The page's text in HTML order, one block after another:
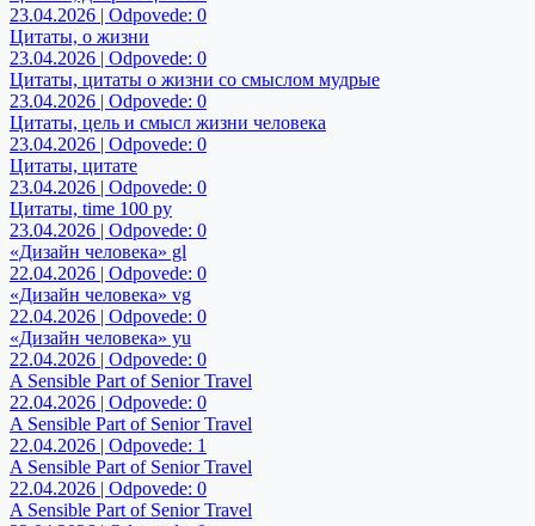
23.04.2026 | Odpovede: 0
Цитаты, о жизни
23.04.2026 | Odpovede: 0
Цитаты, цитаты о жизни со смыслом мудрые
23.04.2026 | Odpovede: 0
Цитаты, цель и смысл жизни человека
23.04.2026 | Odpovede: 0
Цитаты, цитате
23.04.2026 | Odpovede: 0
Цитаты, time 100 ру
23.04.2026 | Odpovede: 0
«Дизайн человека» gl
22.04.2026 | Odpovede: 0
«Дизайн человека» vg
22.04.2026 | Odpovede: 0
«Дизайн человека» yu
22.04.2026 | Odpovede: 0
A Sensible Part of Senior Travel
22.04.2026 | Odpovede: 0
A Sensible Part of Senior Travel
22.04.2026 | Odpovede: 1
A Sensible Part of Senior Travel
22.04.2026 | Odpovede: 0
A Sensible Part of Senior Travel